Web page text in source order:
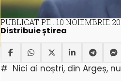
PUBLICAT PE : 10 NOIEMBRIE
Distribuie știrea
# Nici ai noștri, din Argeș,